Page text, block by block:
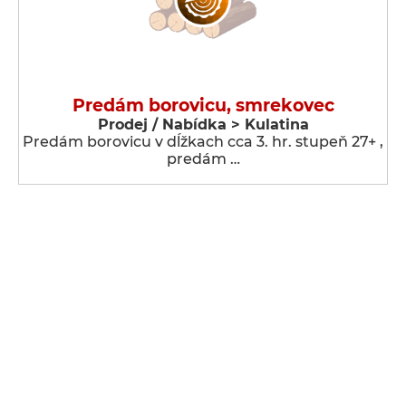
Predám borovicu, smrekovec
Prodej / Nabídka > Kulatina
Predám borovicu v dĺžkach cca 3. hr. stupeň 27+ ,
predám …